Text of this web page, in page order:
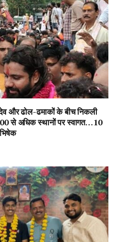
और ढोल-ढमाकों के बीच निकली
से अधिक स्थानों पर स्वागत…10